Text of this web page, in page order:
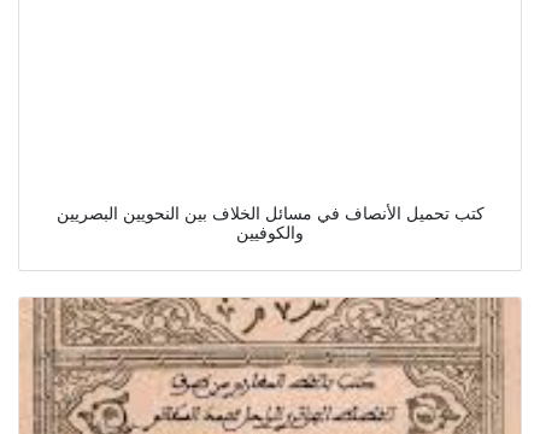
كتب تحميل الأنصاف في مسائل الخلاف بين النحويين البصريين
والكوفيين